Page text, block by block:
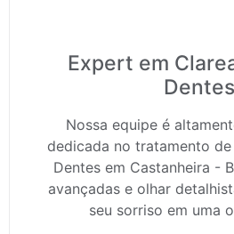
Expert em
Dentes
Nossa equipe é
dedicada no tratamento
Dentes em Castanheira -
avançadas e olhar
seu sorriso em uma